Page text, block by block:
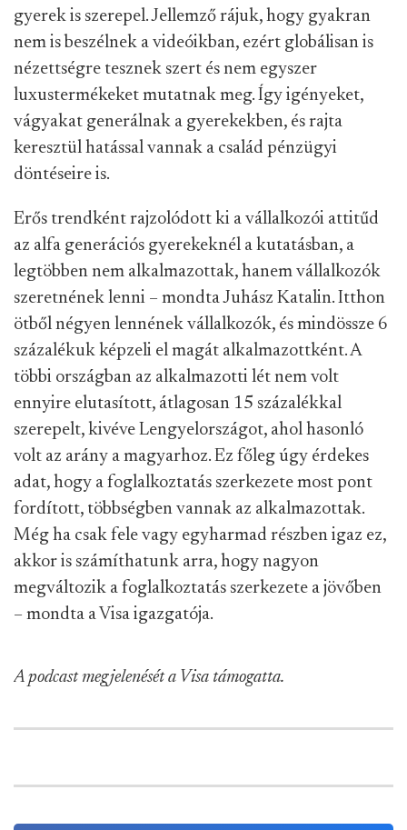
gyerek is szerepel. Jellemző rájuk, hogy gyakran
nem is beszélnek a videóikban, ezért globálisan is
nézettségre tesznek szert és nem egyszer
luxustermékeket mutatnak meg. Így igényeket,
vágyakat generálnak a gyerekekben, és rajta
keresztül hatással vannak a család pénzügyi
döntéseire is.
Erős trendként rajzolódott ki a vállalkozói attitűd
az alfa generációs gyerekeknél a kutatásban, a
legtöbben nem alkalmazottak, hanem vállalkozók
szeretnének lenni – mondta Juhász Katalin. Itthon
ötből négyen lennének vállalkozók, és mindössze 6
százalékuk képzeli el magát alkalmazottként. A
többi országban az alkalmazotti lét nem volt
ennyire elutasított, átlagosan 15 százalékkal
szerepelt, kivéve Lengyelországot, ahol hasonló
volt az arány a magyarhoz. Ez főleg úgy érdekes
adat, hogy a foglalkoztatás szerkezete most pont
fordított, többségben vannak az alkalmazottak.
Még ha csak fele vagy egyharmad részben igaz ez,
akkor is számíthatunk arra, hogy nagyon
megváltozik a foglalkoztatás szerkezete a jövőben
– mondta a Visa igazgatója.
A podcast megjelenését a Visa támogatta.